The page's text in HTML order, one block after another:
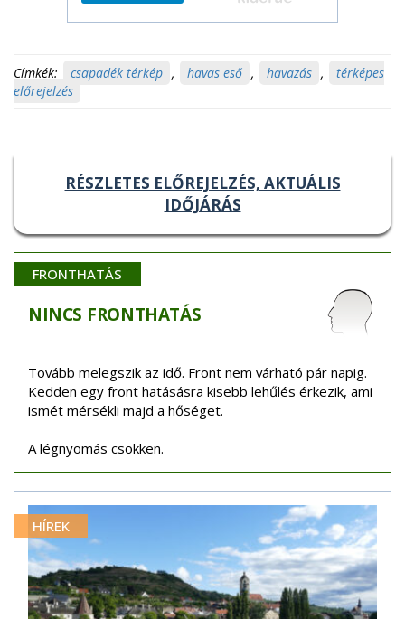
Címkék: csapadék térkép , havas eső , havazás ,
térképes
előrejelzés
RÉSZLETES ELŐREJELZÉS, AKTUÁLIS
IDŐJÁRÁS
FRONTHATÁS
NINCS FRONTHATÁS
Tovább melegszik az idő. Front nem várható pár napig.
Kedden egy front hatásásra kisebb lehűlés érkezik, ami
ismét mérsékli majd a hőséget.
A légnyomás csökken.
HÍREK